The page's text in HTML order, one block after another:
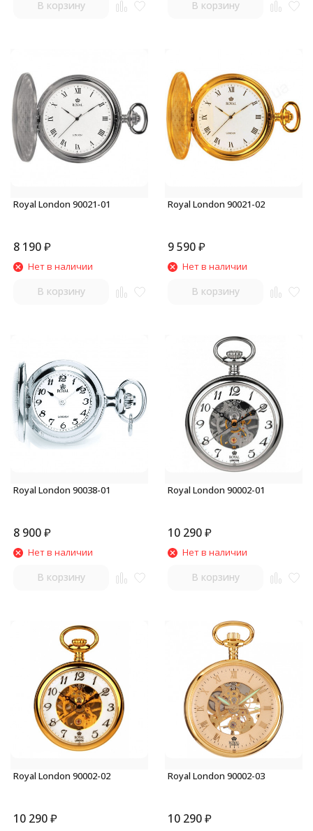
В корзину В корзину
Royal London 90021-01
8 190₽
Нет в наличии
В корзину
Royal London 90021-02
9 590₽
Нет в наличии
В корзину
Royal London 90038-01
8 900₽
Нет в наличии
В корзину
Royal London 90002-01
10 290₽
Нет в наличии
В корзину
Royal London 90002-02
10 290₽
Royal London 90002-03
10 290₽